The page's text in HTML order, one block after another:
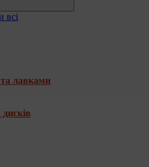
всі
лавками